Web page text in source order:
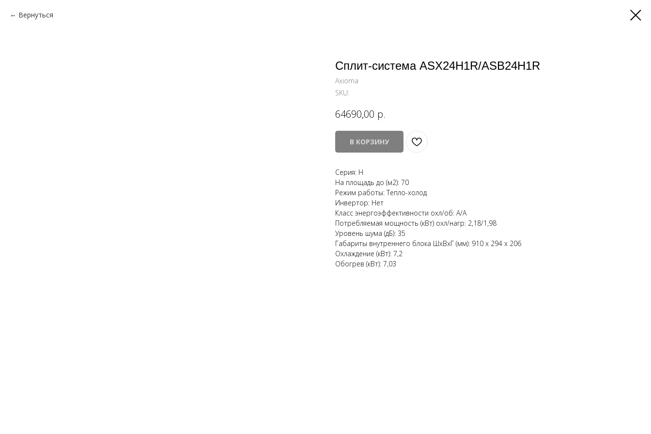
Вернуться
Cплит-система ASX24H1R/ASB24H1R
Axioma
SKU:
64690,00 р.
В КОРЗИНУ
Серия: H
На площадь до (м2): 70
Режим работы: Тепло-холод
Инвертор: Нет
Класс энергоэффективности охл/об: А/А
Потребляемая мощность (кВт) охл/нагр: 2,18/1,98
Уровень шума (дБ): 35
Габариты внутреннего блока ШхВхГ (мм): 910 x 294 x 206
Охлаждение (кВт): 7,2
Обогрев (кВт): 7,03